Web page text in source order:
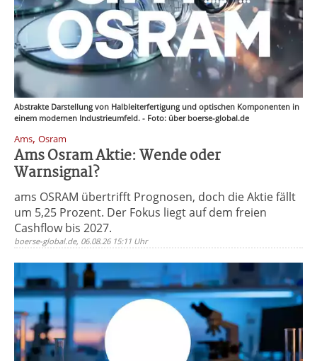
Abstrakte Darstellung von Halbleiterfertigung und optischen Komponenten in
einem modernen Industrieumfeld. - Foto: über boerse-global.de
Ams, Osram
Ams Osram Aktie: Wende oder
Warnsignal?
ams OSRAM übertrifft Prognosen, doch die Aktie fällt
um 5,25 Prozent. Der Fokus liegt auf dem freien
Cashflow bis 2027.
boerse-global.de, 06.08.26 15:11 Uhr